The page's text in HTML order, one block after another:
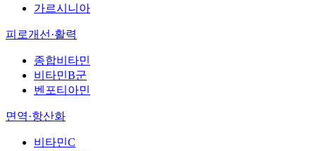
가르시니아
피로개선·활력
종합비타민
비타민B군
벤포티아민
면역·항산화
비타민C